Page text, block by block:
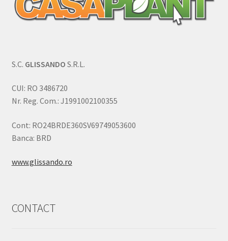
S.C. GLISSANDO S.R.L.
CUI: RO 3486720
Nr. Reg. Com.: J1991002100355
Cont: RO24BRDE360SV69749053600
Banca: BRD
www.glissando.ro
CONTACT